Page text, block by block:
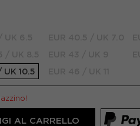
UK 10.5
AL CARRELLO